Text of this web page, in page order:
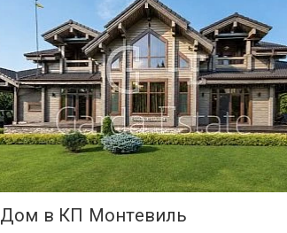
Дом в КП Монтевиль